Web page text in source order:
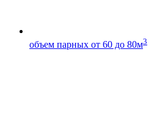
объем парных от 60 до 80м3